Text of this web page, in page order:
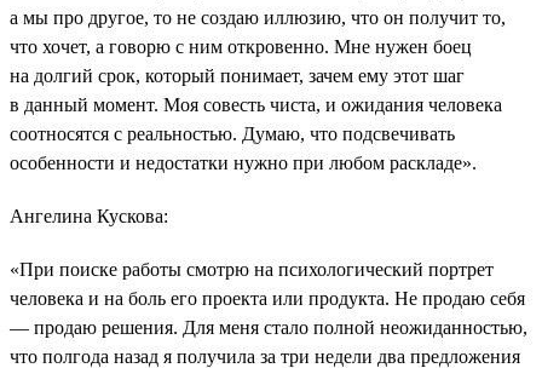
а мы про другое, то не создаю иллюзию, что он получит то,
что хочет, а говорю с ним откровенно. Мне нужен боец
на долгий срок, который понимает, зачем ему этот шаг
в данный момент. Моя совесть чиста, и ожидания человека
соотносятся с реальностью. Думаю, что подсвечивать
особенности и недостатки нужно при любом раскладе».
Ангелина Кускова:
«При поиске работы смотрю на психологический портрет
человека и на боль его проекта или продукта. Не продаю себя
― продаю решения. Для меня стало полной неожиданностью,
что полгода назад я получила за три недели два предложения